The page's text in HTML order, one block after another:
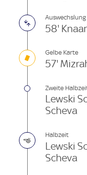
Auswechslung
58'
Gelbe Karte
57'
Zweite
Lewski
Scheva
Halbzeit
Lewski
Scheva